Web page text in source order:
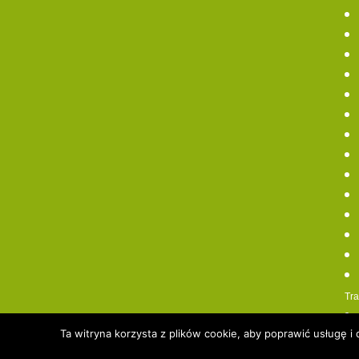
Ta witryna korzysta z plików cookie, aby poprawić